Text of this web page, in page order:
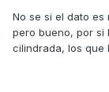
No se si el dato es
pero bueno, por si
cilindrada, los que